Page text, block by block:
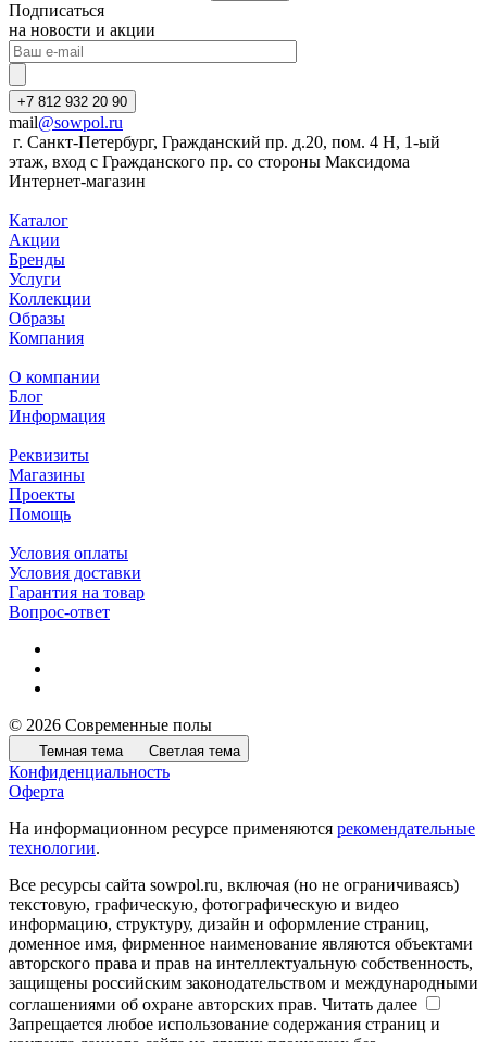
Подписаться
на новости и акции
+7 812 932 20 90
mail@sowpol.ru
г. Санкт-Петербург, Гражданский пр. д.20, пом. 4 Н, 1-ый
этаж, вход с Гражданского пр. со стороны Максидома
Интернет-магазин
Каталог
Акции
Бренды
Услуги
Коллекции
Образы
Компания
О компании
Блог
Информация
Реквизиты
Магазины
Проекты
Помощь
Условия оплаты
Условия доставки
Гарантия на товар
Вопрос-ответ
© 2026 Современные полы
Темная тема Светлая тема
Конфиденциальность
Оферта
На информационном ресурсе применяются рекомендательные
технологии.
Все ресурсы сайта sowpol.ru, включая (но не ограничиваясь)
текстовую, графическую, фотографическую и видео
информацию, структуру, дизайн и оформление страниц,
доменное имя, фирменное наименование являются объектами
авторского права и прав на интеллектуальную собственность,
защищены российским законодательством и международными
соглашениями об охране авторских прав. Читать далее
Запрещается любое использование содержания страниц и